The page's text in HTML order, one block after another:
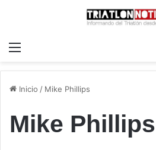
Inicio / Mike Phillips
Mike Phillips